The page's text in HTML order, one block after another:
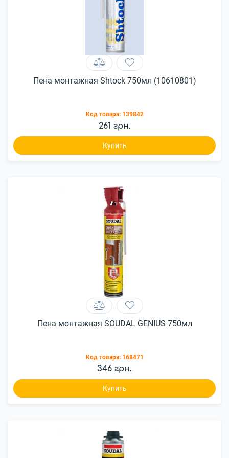
Пена монтажная Shtock 750мл (10610801)
Код товара: 139842
261 грн.
Купить
Пена монтажная SOUDAL GENIUS 750мл
Код товара: 168471
346 грн.
Купить